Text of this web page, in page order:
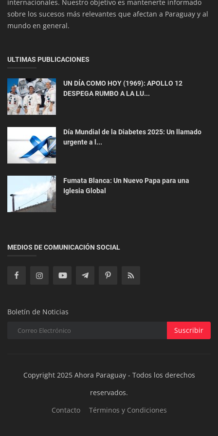
Interés General
SNPP Ofrece Más de 700 Cursos Gratuitos en
Julio para Jóvenes y Adulto...
Frontera Tras Breve Repu...
internacionales. Nuestro objetivo es mantenerte informado
sobre los sucesos más relevantes que afectan a Paraguay y al
mundo en general.
ULTIMAS PUBLICACIONES
UN DÍA COMO HOY (1969): APOLLO 12
DESPEGA RUMBO A LA LU...
Día Mundial de la Diabetes 2025: Un llamado
urgente a l...
Fumata Blanca: Un Nuevo Papa para una
Iglesia Global
MEDIOS DE COMUNICACIÓN SOCIAL
Boletín de Noticias
Suscribir
Copyright 2025 Ahora Paraguay - Todos los derechos
reservados.
Contacto
Términos y Condiciones